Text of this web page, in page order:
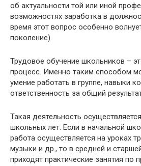
об актуальности той или иной
возможностях заработка в
время этот вопрос особенно
поколение).
Трудовое обучение школьников –
процесс. Именно таким способом
умение работать в группе, навыки
ответственность за общий
Такая деятельность
школьных лет. Если в начальной
работа осуществляется на уроках
музыки и др., то в средней и
приходят практические занятия по